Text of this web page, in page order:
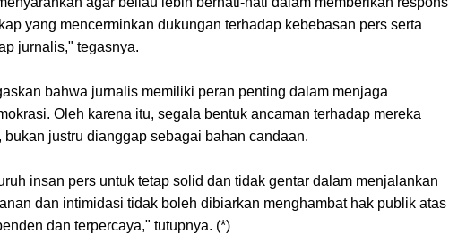
yang mencerminkan dukungan terhadap kebebasan pers serta
jurnalis," tegasnya.
bahwa jurnalis memiliki peran penting dalam menjaga
Oleh karena itu, segala bentuk ancaman terhadap mereka
bukan justru dianggap sebagai bahan candaan.
insan pers untuk tetap solid dan tidak gentar dalam menjalankan
dan intimidasi tidak boleh dibiarkan menghambat hak publik atas
dan terpercaya," tutupnya. (*)